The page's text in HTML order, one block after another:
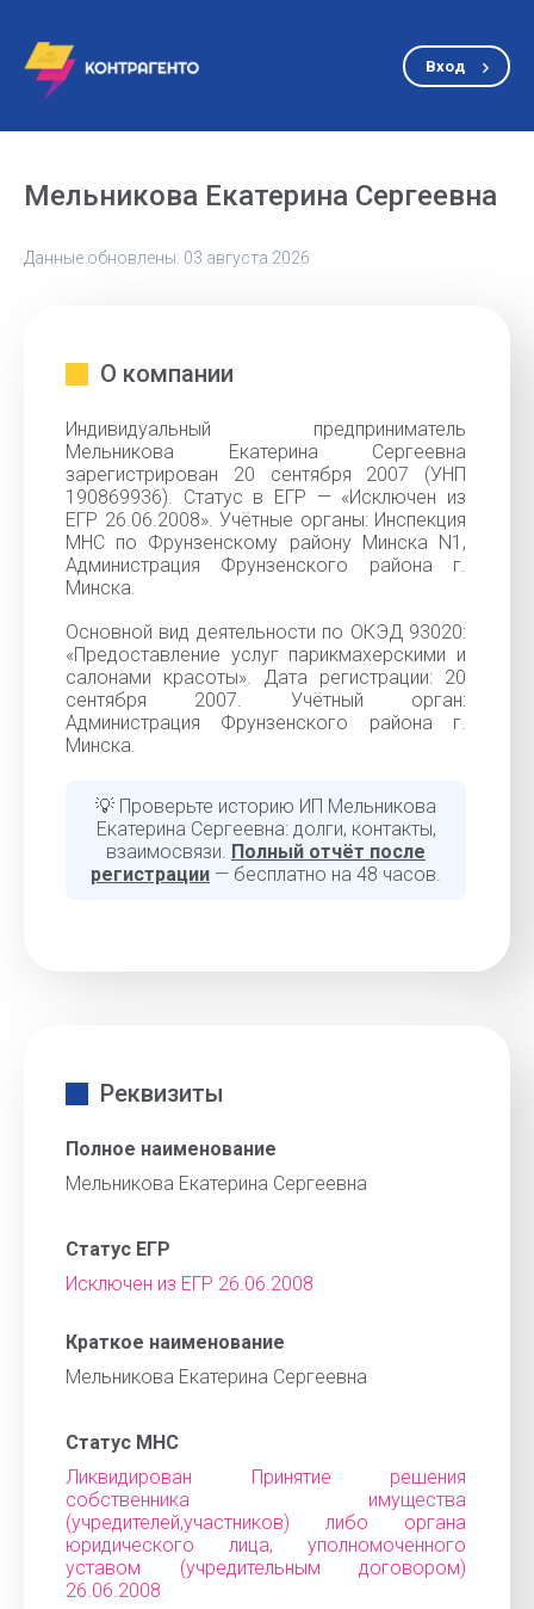
Вход
Мельникова Екатерина Сергеевна
Данные обновлены: 03 августа 2026
О компании
Индивидуальный предприниматель
Мельникова Екатерина Сергеевна
зарегистрирован 20 сентября 2007 (УНП
190869936). Статус в ЕГР — «Исключен из
ЕГР 26.06.2008». Учётные органы: Инспекция
МНС по Фрунзенскому району Минска N1,
Администрация Фрунзенского района г.
Минска.
Основной вид деятельности по ОКЭД 93020:
«Предоставление услуг парикмахерскими и
салонами красоты». Дата регистрации: 20
сентября 2007. Учётный орган:
Администрация Фрунзенского района г.
Минска.
💡 Проверьте историю ИП Мельникова
Екатерина Сергеевна: долги, контакты,
взаимосвязи. Полный отчёт после
регистрации — бесплатно на 48 часов.
Реквизиты
Полное наименование
Мельникова Екатерина Сергеевна
Статус ЕГР
Исключен из ЕГР 26.06.2008
Краткое наименование
Мельникова Екатерина Сергеевна
Статус МНС
Ликвидирован Принятие решения
собственника имущества
(учредителей,участников) либо органа
юридического лица, уполномоченного
уставом (учредительным договором)
26.06.2008